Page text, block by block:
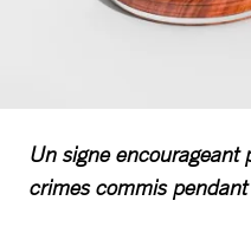
Un signe encourageant
crimes commis